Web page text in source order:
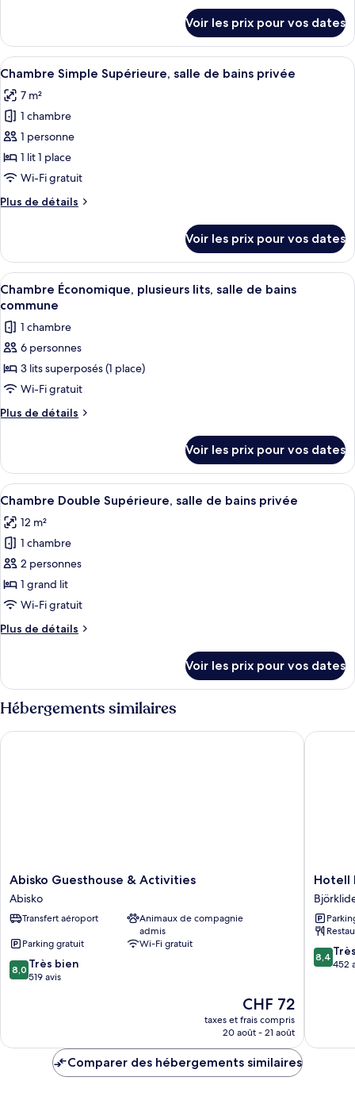
2
chambres
(6
Beds)
le
type
de
Cabane
Supérieure,
chambres
(6
Beds)
Voir les prix pour vos dates
Afficher
toutes
les
photos
pour
ce
type
chambre :
Supérieure,
salle
de
bains
privée
Une chambre à coucher avec un lit,
6
Chambre Simple Supérieure, salle de bains privée
7 m²
1 chambre
1 personne
1 lit 1 place
Wi-Fi gratuit
Plus de détails
Plus
le
type
de
chambre
Simple
Supérieure,
de
bains
Voir les prix pour vos dates
Afficher
toutes
les
photos
pour
ce
type
de
Économique,
plusieurs
lits,
salle
de
bains
commune
Une chambre avec deux lits
4
Chambre Économique, plusieurs lits, salle de bains
commune
1 chambre
6 personnes
3 lits superposés (1 place)
Wi-Fi gratuit
Plus de détails
Plus
le
type
de
Chambre
Économique,
plusieurs
lits,
salle
de
bains
commune
Voir les prix pour vos dates
Afficher
toutes
les
photos
pour
ce
type
chambre :
Supérieure,
salle
de
bains
Un lit bien fait, avec des draps
7
Chambre Double Supérieure, salle de bains privée
12 m²
1 chambre
2 personnes
1 grand lit
Wi-Fi gratuit
Plus de détails
Plus
le
type
de
chambre
Chambre
Voir les prix pour vos dates
Hébergements similaires
Abisko
Guesthouse
&
Activities
Abisko Guesthouse & Activities
Abisko
Transfert aéroport
Animaux de compagnie
admis
Parking gratuit
Wi-Fi gratuit
8.0
sur
8,0 Très bien
519 avis
Le
nouveau
prix
de
CHF 72
taxes et frais compris
20 août - 21 août
Abisko Guesthouse & Activities
Hotell
Fjället
Hotell
8.4
sur
8,4
452
Hotell
Comparer des hébergements similaires